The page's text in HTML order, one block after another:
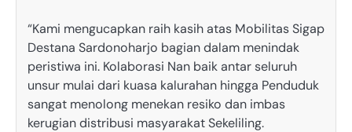
“Kami mengucapkan raih kasih atas Mobilitas Sigap
Destana Sardonoharjo bagian dalam menindak
peristiwa ini. Kolaborasi Nan baik antar seluruh
unsur mulai dari kuasa kalurahan hingga Penduduk
sangat menolong menekan resiko dan imbas
kerugian distribusi masyarakat Sekeliling.